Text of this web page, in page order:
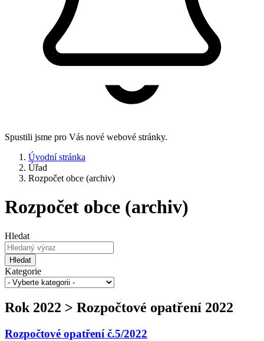
Spustili jsme pro Vás nové webové stránky.
Úvodní stránka
Úřad
Rozpočet obce (archiv)
Rozpočet obce (archiv)
Hledat
Hledat
Kategorie
Rok 2022 > Rozpočtové opatření 2022
Rozpočtové opatření č.5/2022